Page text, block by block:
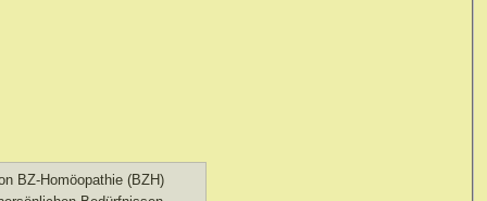
BZ-Homöopathie (BZH)